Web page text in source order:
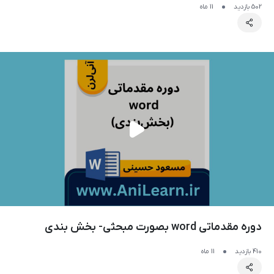
502 بازدید
دوره مقدماتی word بصورت مبحثی- بخش بندی
410 بازدید